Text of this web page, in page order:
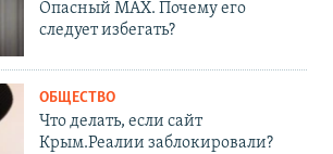
Опасный MAX. Почему его
следует избегать?
ОБЩЕСТВО
Что делать, если сайт
Крым.Реалии заблокировали?